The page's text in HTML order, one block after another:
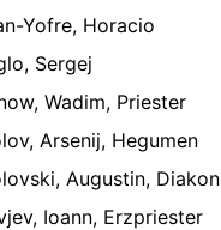
Yofre, Horacio
Sergej
Wadim, Priester
Arsenij, Hegumen
Augustin, Diakon
Ioann, Erzpriester